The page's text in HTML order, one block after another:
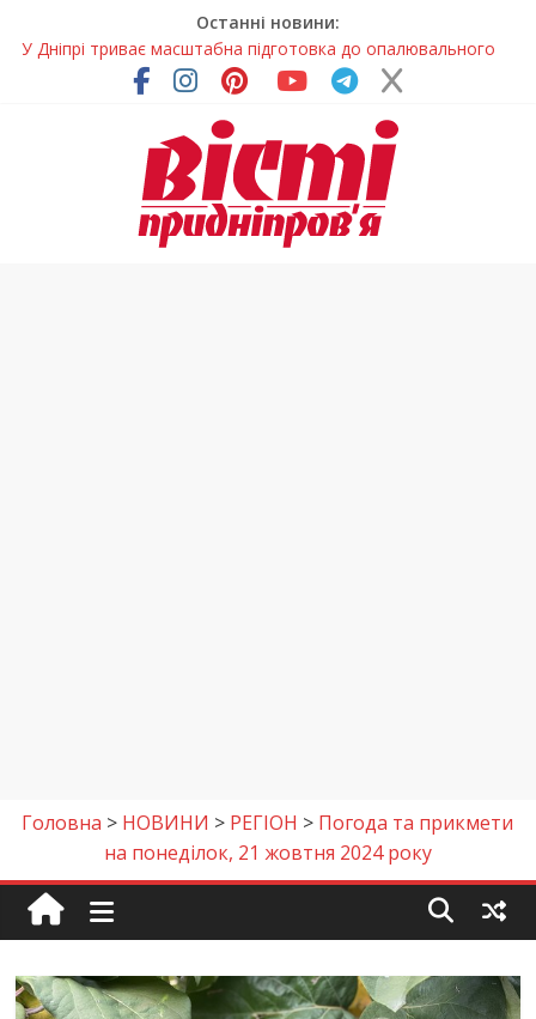
Останні новини:
У Дніпрі триває масштабна підготовка до опалювального
Пошуки тривають: на Дніпропетровщині досліджують місце
розташування легендарного монастиря (Фото)
Ветерани Дніпропетровщини отримують шанс на власне
Андрій Горинін: “Нехай доля береже тих, хто служить, і всіх
Головна > НОВИНИ > РЕГІОН > Погода та прикмети
на понеділок, 21 жовтня 2024 року